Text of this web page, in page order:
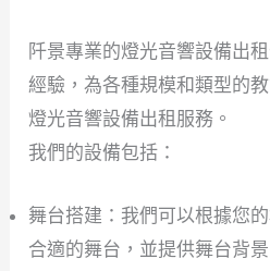
阡景專業的燈光音響設備出
經驗，為各種規模和類型的
燈光音響設備出租服務。
我們的設備包括：
舞台搭建：我們可以根據您
合適的舞台，並提供舞台背